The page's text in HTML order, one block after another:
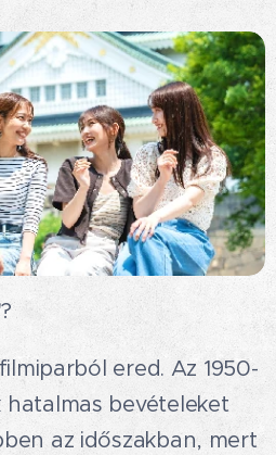
ered. Az 1950-
hatalmas bevételeket
az időszakban, mert